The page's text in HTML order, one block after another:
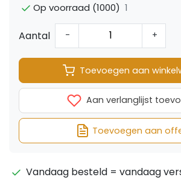
Op voorraad (1000) 1
Aantal - +
Toevoegen aan
Aan verlanglijst
Toevoegen aan
Vandaag besteld = vandaag